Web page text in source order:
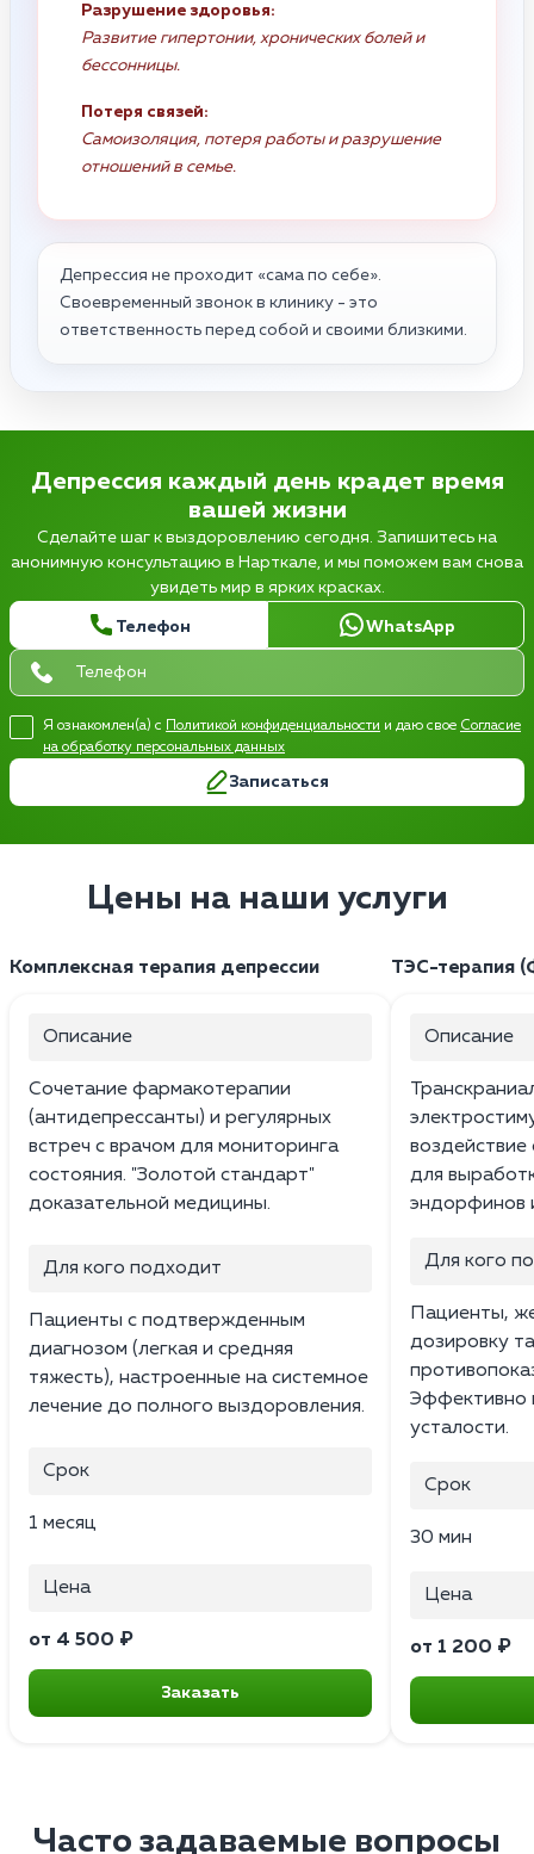
Разрушение здоровья:
Развитие гипертонии, хронических болей и
бессонницы.
Потеря связей:
Самоизоляция, потеря работы и разрушение
отношений в семье.
Депрессия не проходит «сама по себе».
Своевременный звонок в клинику - это
ответственность перед собой и своими близкими.
Депрессия каждый день крадет время
вашей жизни
Сделайте шаг к выздоровлению сегодня. Запишитесь на
анонимную консультацию в Нарткале, и мы поможем вам снова
увидеть мир в ярких красках.
Телефон WhatsApp
Я ознакомлен(а) с Политикой конфиденциальности и даю свое Согласие
на обработку персональных данных
Записаться
Цены на наши услуги
Комплексная терапия депрессии
Описание
Сочетание фармакотерапии
(антидепрессанты) и регулярных
встреч с врачом для мониторинга
состояния. "Золотой стандарт"
доказательной медицины.
Для кого подходит
Пациенты с подтвержденным
диагнозом (легкая и средняя
тяжесть), настроенные на системное
лечение до полного выздоровления.
Срок
1 месяц
Цена
от 4 500 ₽
Заказать
ТЭС-терапия
Описание
воздействие
для
эндорфинов
Для кого
Пациенты,
дозировку
Эффективно
усталости.
Срок
30 мин
Цена
от 1 200 ₽
Часто задаваемые вопросы